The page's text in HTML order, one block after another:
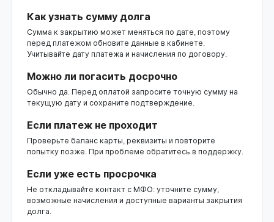
Как узнать сумму долга
Сумма к закрытию может меняться по дате, поэтому
перед платежом обновите данные в кабинете.
Учитывайте дату платежа и начисления по договору.
Можно ли погасить досрочно
Обычно да. Перед оплатой запросите точную сумму на
текущую дату и сохраните подтверждение.
Если платеж не проходит
Проверьте баланс карты, реквизиты и повторите
попытку позже. При проблеме обратитесь в поддержку.
Если уже есть просрочка
Не откладывайте контакт с МФО: уточните сумму,
возможные начисления и доступные варианты закрытия
долга.